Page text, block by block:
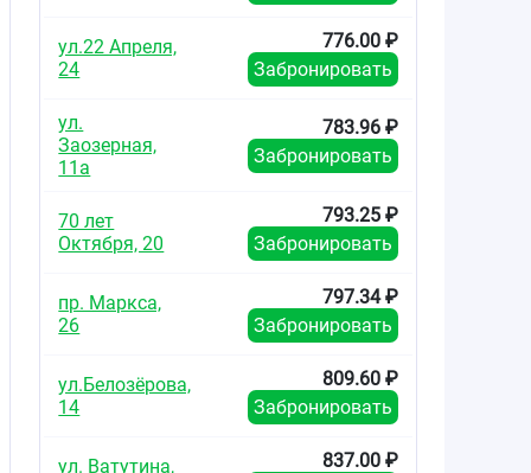
ул.22 Апреля,
24
776.00 ₽
Забронировать
ул.
Заозерная,
11а
783.96 ₽
Забронировать
70 лет
Октября, 20
793.25 ₽
Забронировать
пр. Маркса,
26
797.34 ₽
Забронировать
ул.Белозёрова,
14
809.60 ₽
Забронировать
ул. Ватутина,
837.00 ₽